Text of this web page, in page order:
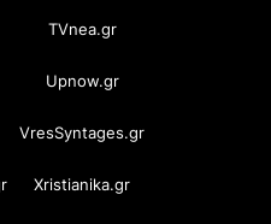
TVnea.gr
Upnow.gr
VresSyntages.gr
Xristianika.gr